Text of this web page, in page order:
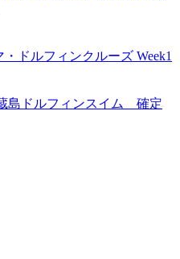
・ドルフィンクルーズ Week1
島ドルフィンスイム 確定